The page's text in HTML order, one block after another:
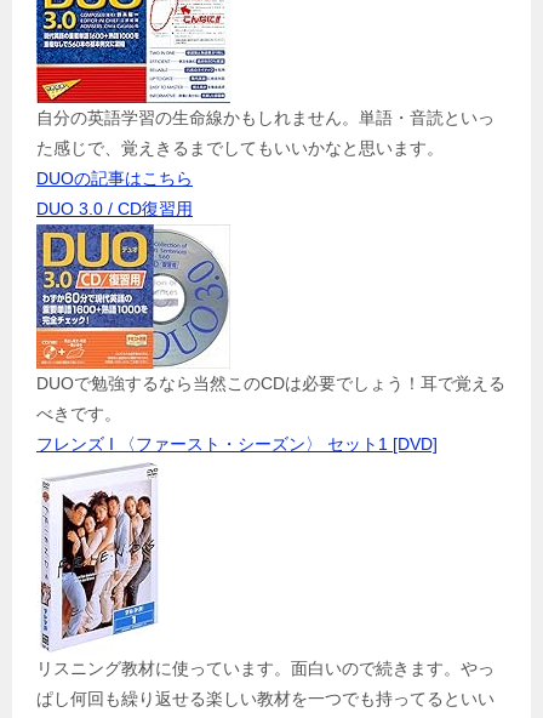
自分の英語学習の生命線かもしれません。単語・音読といっ
た感じで、覚えきるまでしてもいいかなと思います。
DUOの記事はこちら
DUO 3.0 / CD復習用
DUOで勉強するなら当然このCDは必要でしょう！耳で覚える
べきです。
フレンズ I 〈ファースト・シーズン〉 セット1 [DVD]
リスニング教材に使っています。面白いので続きます。やっ
ぱし何回も繰り返せる楽しい教材を一つでも持ってるといい